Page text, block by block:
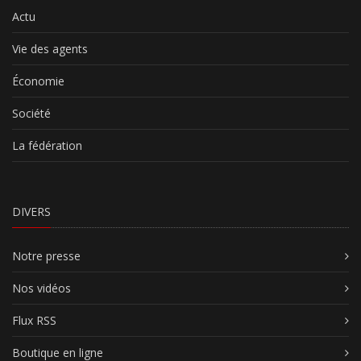
Actu
Vie des agents
Économie
Société
La fédération
DIVERS
Notre presse
Nos vidéos
Flux RSS
Boutique en ligne